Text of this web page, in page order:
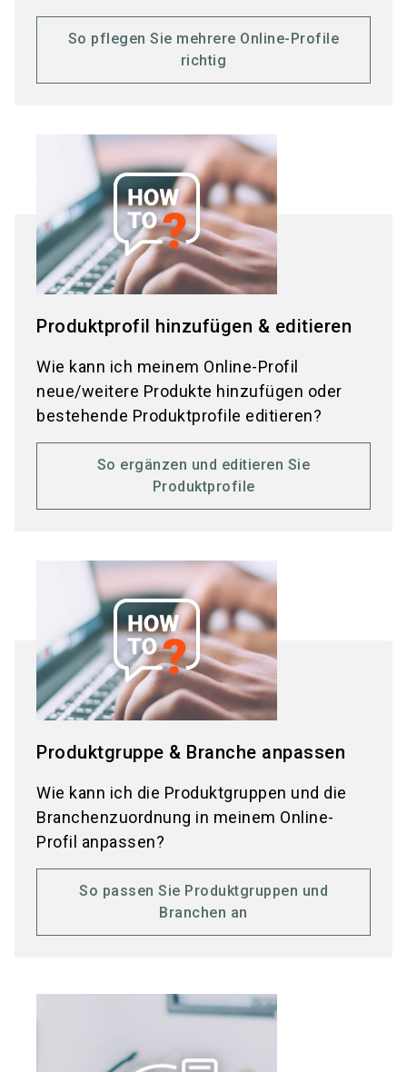
So pflegen Sie mehrere Online-Profile
richtig
Produktprofil hinzufügen & editieren
Wie kann ich meinem Online-Profil
neue/weitere Produkte hinzufügen oder
bestehende Produktprofile editieren?
So ergänzen und editieren Sie
Produktprofile
Produktgruppe & Branche anpassen
Wie kann ich die Produktgruppen und die
Branchenzuordnung in meinem Online-
Profil anpassen?
So passen Sie Produktgruppen und
Branchen an